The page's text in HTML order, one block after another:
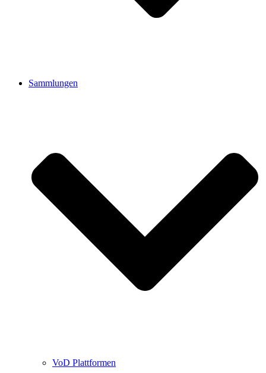
Sammlungen
VoD Plattformen